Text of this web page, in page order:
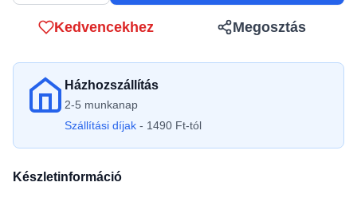
Kedvencekhez Megosztás
Házhozszállítás
2-5 munkanap
Szállítási díjak - 1490 Ft-tól
Készletinformáció